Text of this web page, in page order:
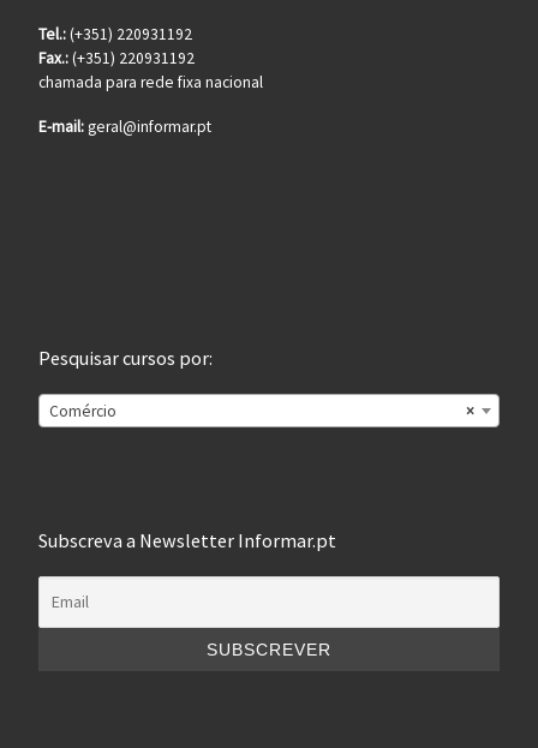
Tel.:(+351) 220931192
Fax.:(+351) 220931192
chamada para rede fixa nacional
E-mail:geral@informar.pt
Pesquisar cursos por:
×
Comércio
Subscreva a Newsletter Informar.pt